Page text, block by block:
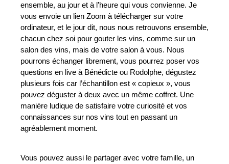
ensemble, au jour et à l’heure qui vous convienne. Je
vous envoie un lien Zoom à télécharger sur votre
ordinateur, et le jour dit, nous nous retrouvons ensemble,
chacun chez soi pour gouter les vins, comme sur un
salon des vins, mais de votre salon à vous. Nous
pourrons échanger librement, vous pourrez poser vos
questions en live à Bénédicte ou Rodolphe, dégustez
plusieurs fois car l’échantillon est « copieux », vous
pouvez déguster à deux avec un même coffret. Une
manière ludique de satisfaire votre curiosité et vos
connaissances sur nos vins tout en passant un
agréablement moment.
Vous pouvez aussi le partager avec votre famille, un